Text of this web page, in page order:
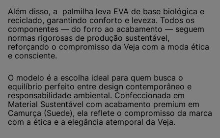
Além disso, a palmilha leva EVA de base biológica e
reciclado, garantindo conforto e leveza. Todos os
componentes — do forro ao acabamento — seguem
normas rigorosas de produção sustentável,
reforçando o compromisso da Veja com a moda ética
e consciente.
O modelo é a escolha ideal para quem busca o
equilíbrio perfeito entre design contemporâneo e
responsabilidade ambiental. Confeccionada em
Material Sustentável com acabamento premium em
Camurça (Suede), ela reflete o compromisso da marca
com a ética e a elegância atemporal da Veja.